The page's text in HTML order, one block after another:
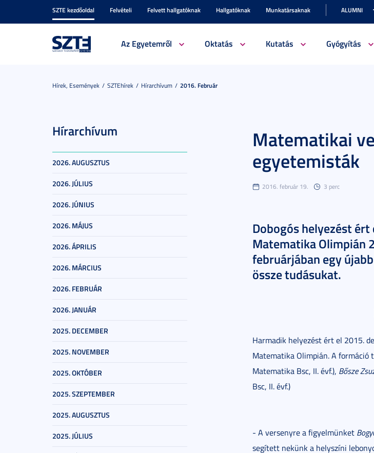
SZTE kezdőoldal Felvételi Felvett hallgatóknak Hallgatóknak Munkatársaknak ALUMNI
Az Egyetemről Oktatás Kutatás Gyógyítás
Hírek, Események SZTEhírek Hírarchívum 2016. Február
Hírarchívum
2026. AUGUSZTUS
2026. JÚLIUS
2026. JÚNIUS
2026. MÁJUS
2026. ÁPRILIS
2026. MÁRCIUS
2026. FEBRUÁR
2026. JANUÁR
2025. DECEMBER
2025. NOVEMBER
2025. OKTÓBER
2025. SZEPTEMBER
2025. AUGUSZTUS
2025. JÚLIUS
Matematikai
egyetemisták
2016. február 19. 3 perc
Dobogós helyezést
Matematika Olimpián
februárjában egy
össze tudásukat.
Harmadik helyezést ért el 2015.
Matematika Olimpián. A formáció
Matematika Bsc, II. évf.), Bősze
Bsc, II. évf.)
- A versenyre a figyelmünket
segített nekünk a helyszíni